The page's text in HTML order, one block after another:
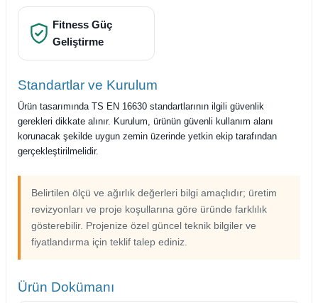
Fitness Güç
Geliştirme
Standartlar ve Kurulum
Ürün tasarımında TS EN 16630 standartlarının ilgili güvenlik
gerekleri dikkate alınır. Kurulum, ürünün güvenli kullanım alanı
korunacak şekilde uygun zemin üzerinde yetkin ekip tarafından
gerçekleştirilmelidir.
Belirtilen ölçü ve ağırlık değerleri bilgi amaçlıdır; üretim
revizyonları ve proje koşullarına göre üründe farklılık
gösterebilir. Projenize özel güncel teknik bilgiler ve
fiyatlandırma için teklif talep ediniz.
Ürün Dokümanı